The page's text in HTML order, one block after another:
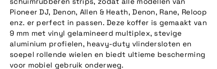
Pioneer DJ, Denon, Allen & Heath, Denon, Rane, Reloop
enz. er perfect in passen. Deze koffer is gemaakt van
9 mm met vinyl gelamineerd multiplex, stevige
aluminium profielen, heavy-duty vlindersloten en
soepel rollende wielen en biedt ultieme bescherming
voor mobiel gebruik onderweg.